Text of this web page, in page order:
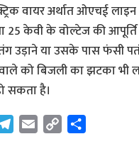
वायर अर्थात ओएचई
25 केवी के वोल्टेज की आपूर्ति
उड़ाने या उसके पास फंसी
को बिजली का झटका भी
सकता है।
T
E
C